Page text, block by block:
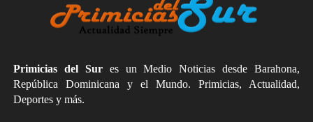
Primicias del Sures un Medio Noticias desde Barahona,
República Dominicana y el Mundo. Primicias, Actualidad,
Deportes y más.